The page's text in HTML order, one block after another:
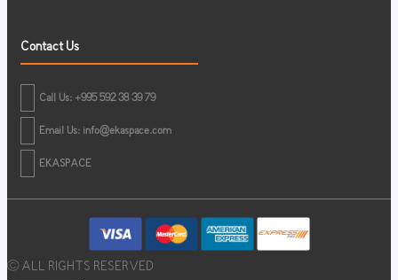
Contact Us
Call Us: +995 592 38 39 79
Email Us: info@ekaspace.com
EKASPACE
© ALL RIGHTS RESERVED